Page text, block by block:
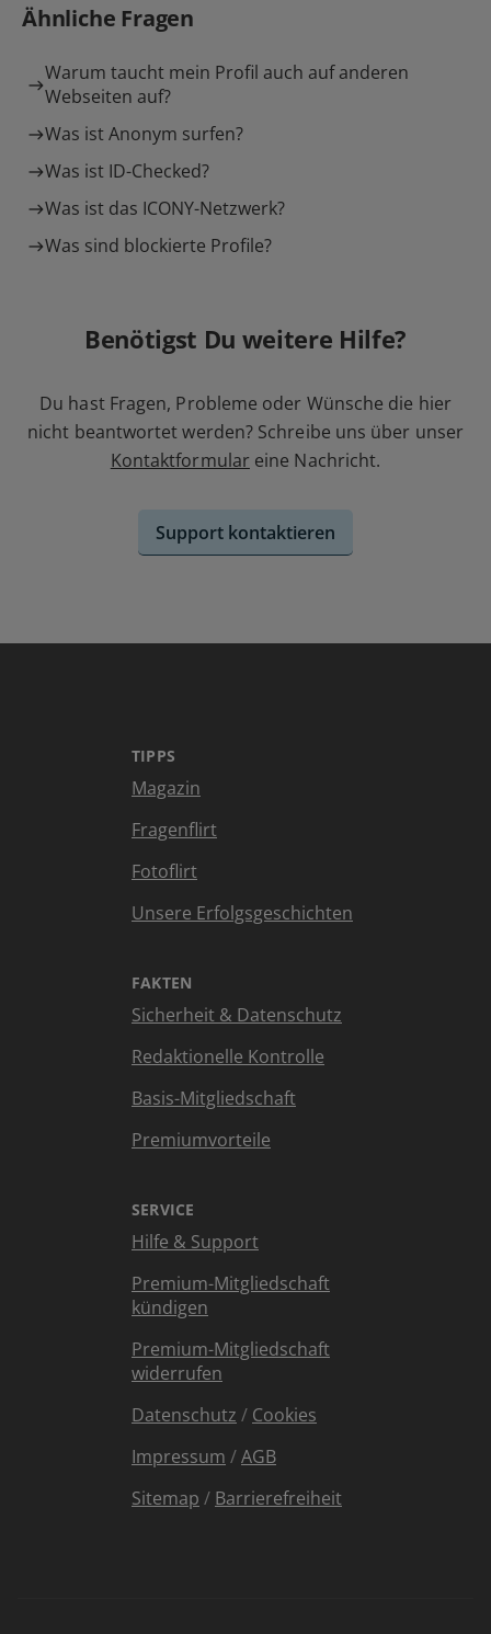
Ähnliche Fragen
Warum taucht mein Profil auch auf anderen
Webseiten auf?
Was ist Anonym surfen?
Was ist ID-Checked?
Was ist das ICONY-Netzwerk?
Was sind blockierte Profile?
Benötigst Du weitere Hilfe?
Du hast Fragen, Probleme oder Wünsche die hier
nicht beantwortet werden? Schreibe uns über unser
Kontaktformular eine Nachricht.
Support kontaktieren
TIPPS
Magazin
Fragenflirt
Fotoflirt
Unsere Erfolgsgeschichten
FAKTEN
Sicherheit & Datenschutz
Redaktionelle Kontrolle
Basis-Mitgliedschaft
Premiumvorteile
SERVICE
Hilfe & Support
Premium-Mitgliedschaft
kündigen
Premium-Mitgliedschaft
widerrufen
Datenschutz / Cookies
Impressum /AGB
Sitemap / Barrierefreiheit